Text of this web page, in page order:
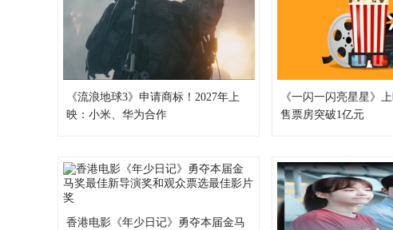
《流浪地球3》申请商标！2027年上
映：小米、华为合作
《一闪一闪亮星星》
售票房突破1亿元
香港电影《年少日记》勇夺本届金马